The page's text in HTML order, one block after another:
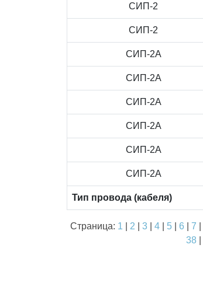
СИП-2
СИП-2
СИП-2А
СИП-2А
СИП-2А
СИП-2А
СИП-2А
СИП-2А
Тип провода (кабеля)
Страница: 1 2 3| 4| 5| 6 7
38